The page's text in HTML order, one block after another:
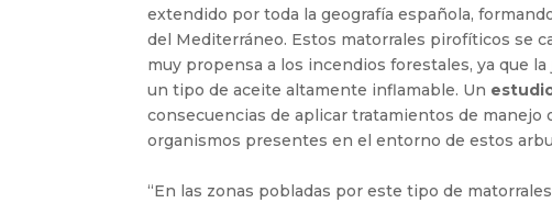
extendido por toda la geografía española,
del Mediterráneo. Estos matorrales pirofíticos se
muy propensa a los incendios forestales, ya que
un tipo de aceite altamente inflamable. Un
consecuencias de aplicar tratamientos de
organismos presentes en el entorno de estos
“En las zonas pobladas por este tipo de